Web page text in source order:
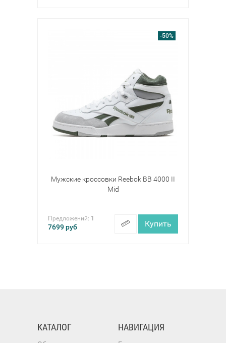
-50%
Мужские кроссовки Reebok BB 4000 II
Mid
Предложений: 1
7699руб Купить
КАТАЛОГ НАВИГАЦИЯ